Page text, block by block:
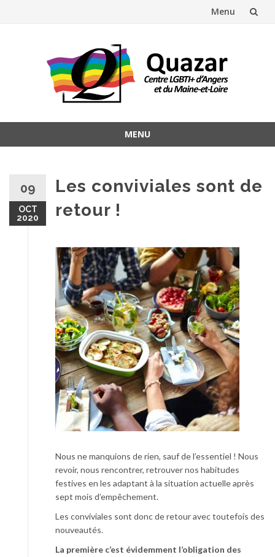
Menu
MENU
09
OCT
2020
Les conviviales sont de
retour !
Nous ne manquions de rien, sauf de l’essentiel ! Nous
revoir, nous rencontrer, retrouver nos habitudes
festives en les adaptant à la situation actuelle après
sept mois d’empêchement.
Les conviviales sont donc de retour avec toutefois des
nouveautés.
La première c’est évidemment l’obligation des